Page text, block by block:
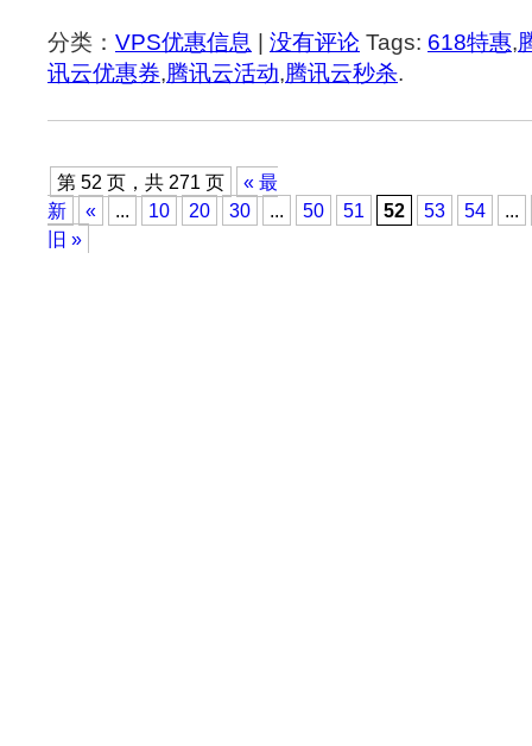
分类： VPS优惠信息 没有评论 Tags: 618特惠,
讯云优惠券,腾讯云活动,腾讯云秒杀.
第 52 页，共 271 页
« 最
新
« ... 10 20 30 ... 50 51 52 53 54
...
旧 »